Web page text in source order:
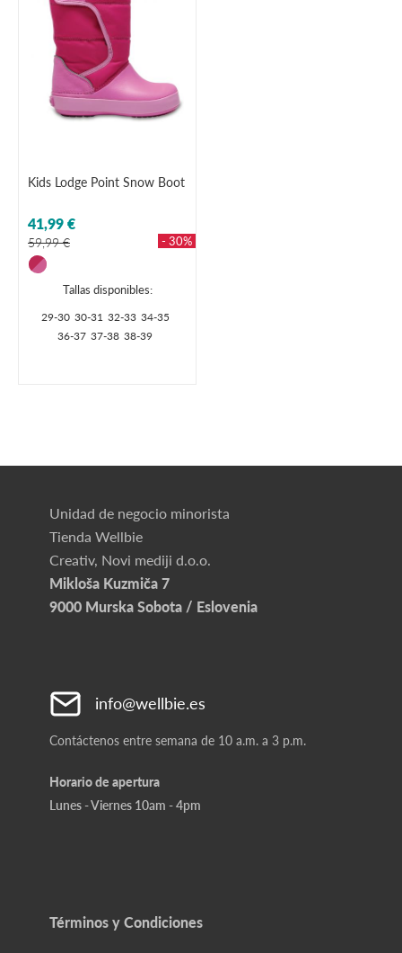
Kids Lodge Point Snow Boot
41,99 €
59,99 € - 30%
Tallas disponibles:
29-30 30-31 32-33 34-35
36-37 37-38 38-39
Unidad de negocio minorista
Tienda Wellbie
Creativ, Novi mediji d.o.o.
Mikloša Kuzmiča 7
9000 Murska Sobota / Eslovenia
info@wellbie.es
Contáctenos entre semana de 10 a.m. a 3 p.m.
Horario de apertura
Lunes - Viernes 10am - 4pm
Términos y Condiciones